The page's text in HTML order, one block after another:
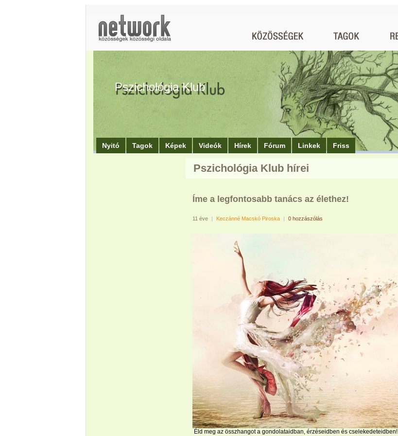
Pszichológia Klub
Nyitó Tagok Képek Videók Hírek Fórum Linkek Friss
Pszichológia Klub hírei
Íme a legfontosabb tanács az élethez!
11 éve | Keczánné Macskó Piroska | 0 hozzászólás
Éld meg az összhangot a gondolataidban, érzéseidben és cselekedeteidben!